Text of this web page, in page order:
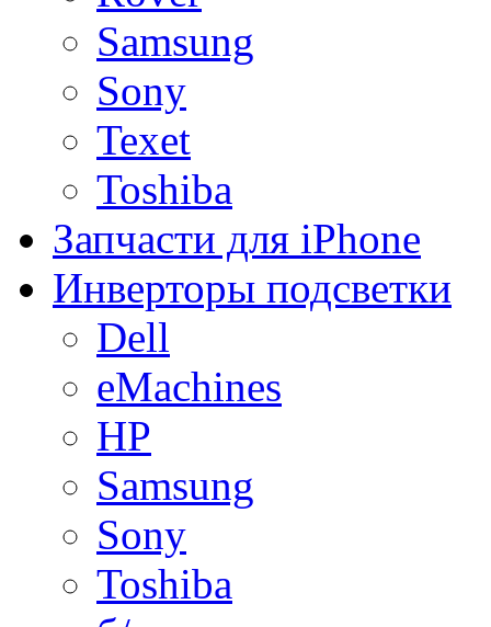
Samsung
Sony
Texet
Toshiba
Запчасти для iPhone
Инверторы подсветки
Dell
eMachines
HP
Samsung
Sony
Toshiba